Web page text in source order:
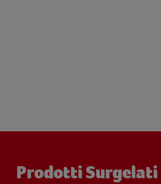
Prodotti Surgelati